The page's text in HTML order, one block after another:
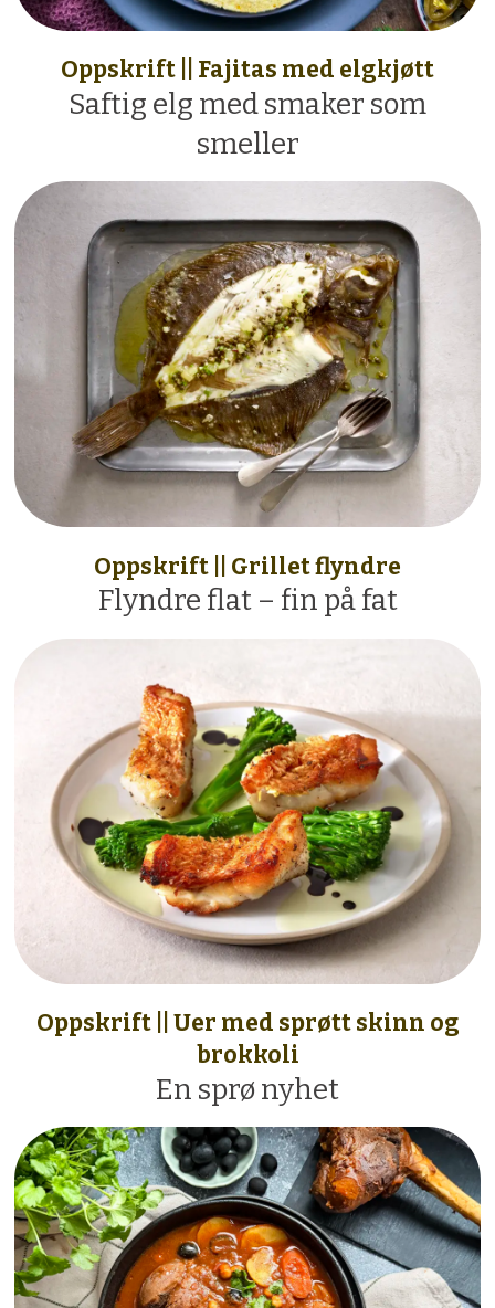
Oppskrift || Fajitas med elgkjøtt
Saftig elg med smaker som
smeller
Oppskrift || Grillet flyndre
Flyndre flat – fin på fat
Oppskrift || Uer med sprøtt skinn og
brokkoli
En sprø nyhet